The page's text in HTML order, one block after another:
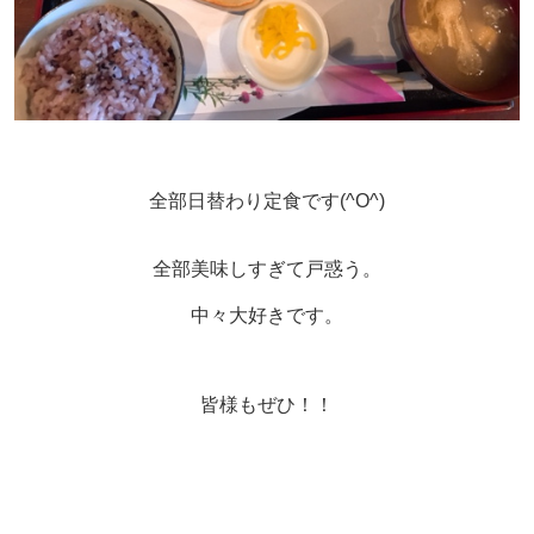
全部日替わり定食です(^O^)
全部美味しすぎて戸惑う。
中々大好きです。
皆様もぜひ！！